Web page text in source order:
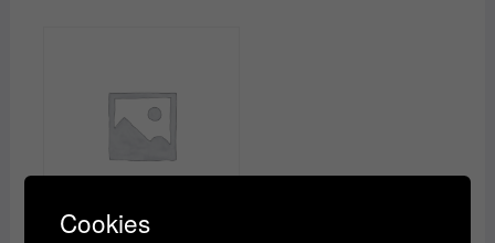
Cookies